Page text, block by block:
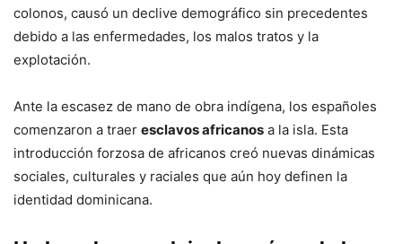
colonos, causó un declive demográfico sin precedentes
debido a las enfermedades, los malos tratos y la
explotación.
Ante la escasez de mano de obra indígena, los españoles
comenzaron a traer esclavos africanos a la isla. Esta
introducción forzosa de africanos creó nuevas dinámicas
sociales, culturales y raciales que aún hoy definen la
identidad dominicana.